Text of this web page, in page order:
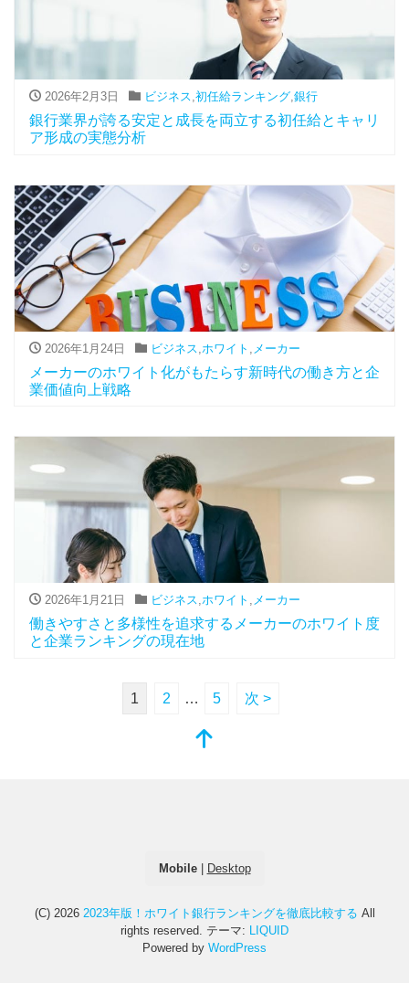
2026年2月3日 ビジネス,初任給ランキング,銀行
銀行業界が誇る安定と成長を両立する初任給とキャリ
ア形成の実態分析
2026年1月24日 ビジネス ホワイト メーカー
メーカーのホワイト化がもたらす新時代の働き方と企
業価値向上戦略
2026年1月21日 ビジネス,ホワイト , メーカー
働きやすさと多様性を追求するメーカーのホワイト度
と企業ランキングの現在地
1 2 … 5 次 >
Mobile| Desktop
(C) 2026 2023年版！ホワイト銀行ランキングを徹底比較する All
rights reserved. テーマ:
LIQUID
Powered by WordPress